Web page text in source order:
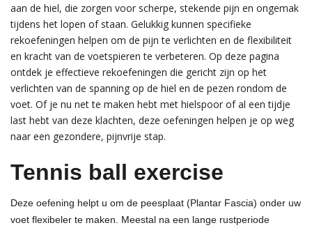
aan de hiel, die zorgen voor scherpe, stekende pijn en ongemak
tijdens het lopen of staan. Gelukkig kunnen specifieke
rekoefeningen helpen om de pijn te verlichten en de flexibiliteit
en kracht van de voetspieren te verbeteren. Op deze pagina
ontdek je effectieve rekoefeningen die gericht zijn op het
verlichten van de spanning op de hiel en de pezen rondom de
voet. Of je nu net te maken hebt met hielspoor of al een tijdje
last hebt van deze klachten, deze oefeningen helpen je op weg
naar een gezondere, pijnvrije stap.
Tennis ball exercise
Deze oefening helpt u om de peesplaat (Plantar Fascia) onder uw
voet flexibeler te maken. Meestal na een lange rustperiode